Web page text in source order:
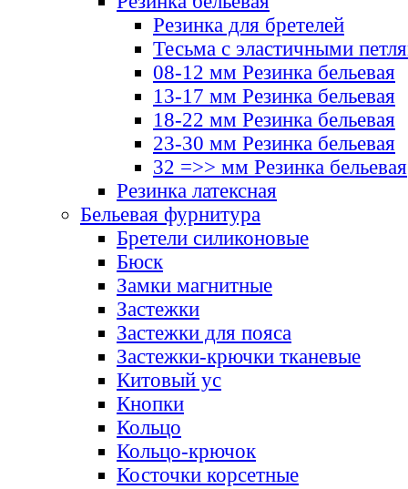
Резинка для бретелей
Тесьма с эластичными
08-12 мм Резинка бельевая
13-17 мм Резинка бельевая
18-22 мм Резинка бельевая
23-30 мм Резинка бельевая
32 =>> мм Резинка бельевая
Резинка латексная
Бельевая фурнитура
Бретели силиконовые
Бюск
Замки магнитные
Застежки
Застежки для пояса
Застежки-крючки тканевые
Китовый ус
Кнопки
Кольцо
Кольцо-крючок
Косточки корсетные